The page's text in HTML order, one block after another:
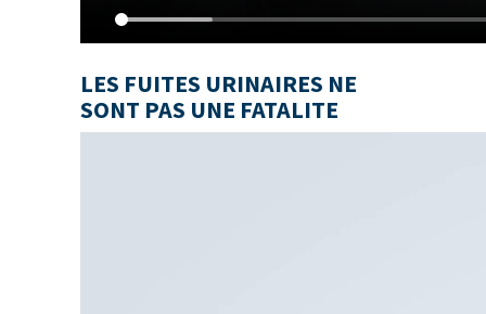
LES FUITES URINAIRES NE
SONT PAS UNE FATALITE